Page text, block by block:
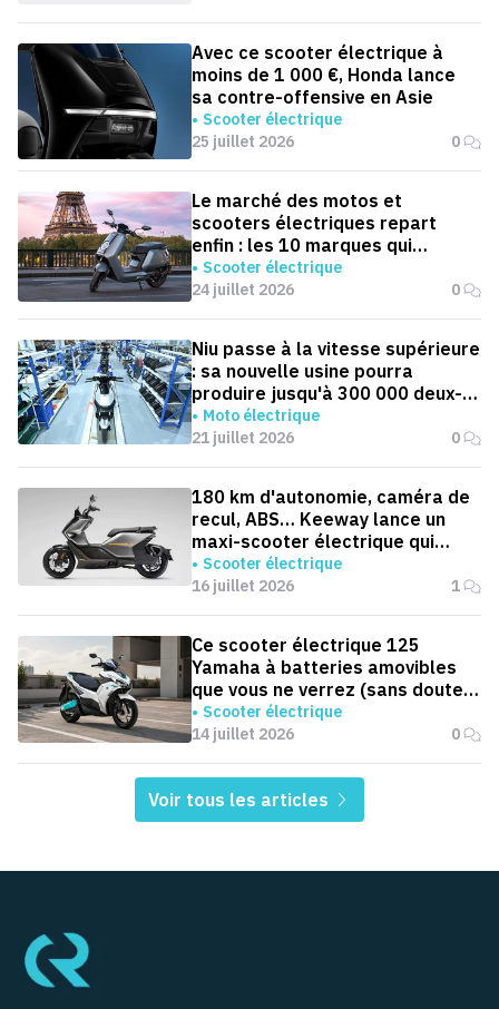
Avec ce scooter électrique à
moins de 1 000 €, Honda lance
sa contre-offensive en Asie
Scooter électrique
25 juillet 2026
0
Le marché des motos et
scooters électriques repart
enfin : les 10 marques qui
dominent la France
Scooter électrique
24 juillet 2026
0
Niu passe à la vitesse supérieure
: sa nouvelle usine pourra
produire jusqu'à 300 000 deux-
roues électriques par an
Moto électrique
21 juillet 2026
0
180 km d'autonomie, caméra de
recul, ABS… Keeway lance un
maxi-scooter électrique qui
défie le BMW CE 04
Scooter électrique
16 juillet 2026
1
Ce scooter électrique 125
Yamaha à batteries amovibles
que vous ne verrez (sans doute)
jamais en Europe
Scooter électrique
14 juillet 2026
0
Voir tous les articles